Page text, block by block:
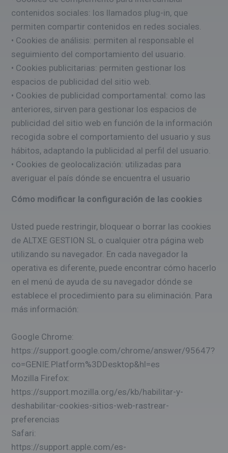
contenidos sociales: los llamados plug-in, que
permiten compartir contenidos en redes sociales.
• Cookies de análisis: permiten al responsable el
seguimiento del comportamiento del usuario.
• Cookies publicitarias: permiten gestionar los
espacios de publicidad del sitio web.
• Cookies de publicidad comportamental: como las
anteriores, sirven para gestionar los espacios de
publicidad del sitio web en función de la información
recogida sobre el comportamiento del usuario y sus
hábitos, adaptando la publicidad al perfil del usuario.
• Cookies de geolocalización: utilizadas para
averiguar el país dónde se encuentra el usuario
Cómo modificar la configuración de las cookies
Usted puede restringir, bloquear o borrar las cookies
de ALTXE GESTION SL o cualquier otra página web
utilizando su navegador. En cada navegador la
operativa es diferente, puede encontrar cómo hacerlo
en el menú de ayuda de su navegador dónde se
establece el procedimiento para su eliminación. Para
más información:
Google Chrome:
https://support.google.com/chrome/answer/95647?
co=GENIE.Platform%3DDesktop&hl=es
Mozilla Firefox:
https://support.mozilla.org/es/kb/habilitar-y-
deshabilitar-cookies-sitios-web-rastrear-
preferencias
Safari:
https://support.apple.com/es-